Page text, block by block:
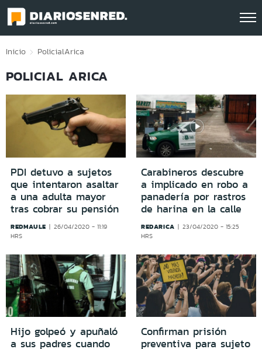
Click acá para ir directamente al contenido
Inicio PolicialArica
POLICIAL ARICA
PDI detuvo a sujetos
que intentaron asaltar
a una adulta mayor
tras cobrar su pensión
REDMAULE
26/04/2020 - 11:19
HRS
Carabineros descubre
a implicado en robo a
panadería por rastros
de harina en la calle
REDARICA
23/04/2020 - 15:25
HRS
Hijo golpeó y apuñaló
a sus padres cuando
Confirman prisión
preventiva para sujeto